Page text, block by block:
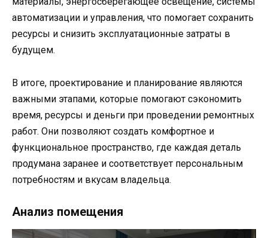
автоматизации и управления, что помогает сохранить
ресурсы и снизить эксплуатационные затраты в
будущем.
В итоге, проектирование и планирование являются
важными этапами, которые помогают сэкономить
время, ресурсы и деньги при проведении ремонтных
работ. Они позволяют создать комфортное и
функциональное пространство, где каждая деталь
продумана заранее и соответствует персональным
потребностям и вкусам владельца.
Анализ помещения